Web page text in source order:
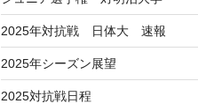
2025年対抗戦 日体大 速報
2025年シーズン展望
2025対抗戦日程